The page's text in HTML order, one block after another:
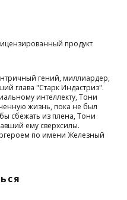
продукт
гений, миллиардер,
глава "Старк Индастриз".
интеллекту, Тони
жизнь, пока не был
сбежать из плена, Тони
ему сверхсилы.
по имени Железный